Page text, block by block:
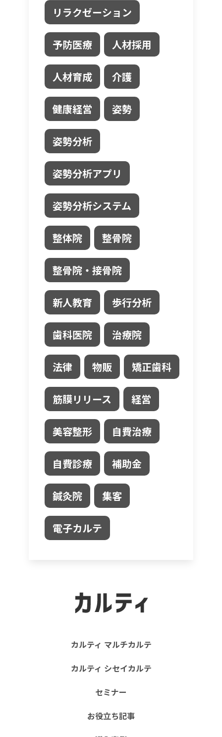
リラクゼーション
予防医療 人材採用
人材育成 介護
健康経営 姿勢
姿勢分析
姿勢分析アプリ
姿勢分析システム
整体院 整骨院
整骨院・接骨院
新人教育 歩行分析
歯科医院 治療院
法律 物販 矯正歯科
筋膜リリース 経営
美容整形 自費治療
自費診療 補助金
鍼灸院 集客
電子カルテ
カルティ マルチカルテ
カルティ シセイカルテ
セミナー
お役立ち記事